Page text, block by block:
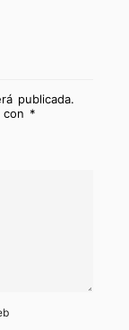
publicada.
con *